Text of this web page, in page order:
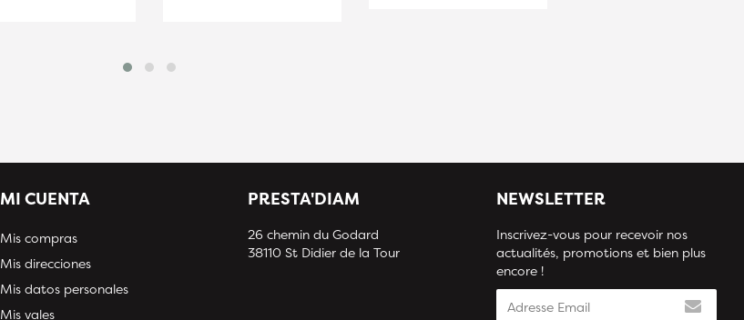
MI CUENTA
Mis compras
Mis direcciones
Mis datos personales
Mis vales
PRESTA'DIAM
26 chemin du Godard
38110 St Didier de la Tour
NEWSLETTER
Inscrivez-vous pour recevoir nos
actualités, promotions et bien plus
encore !